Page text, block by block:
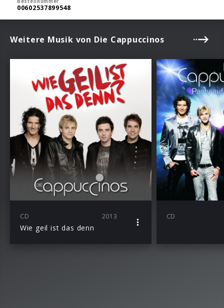
00602537899548
Weitere Musik von Die Cappuccinos
CD 2013
Wie geil ist das denn
CD